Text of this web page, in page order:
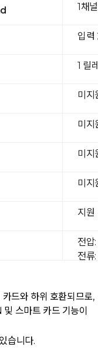
1채
입력
1 릴
미지
미지
미지
미지
지원
전압
전류
드와 하위 호환되므로,
스마트 카드 기능이
습니다.